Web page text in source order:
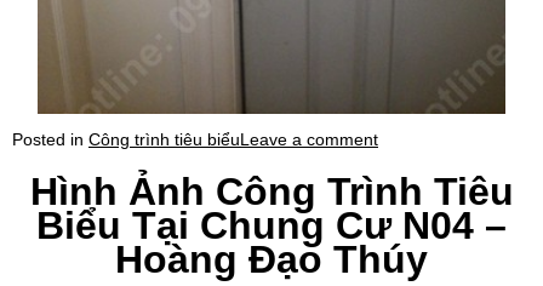
Posted in Công trình tiêu biểuLeave a comment
Hình Ảnh Công Trình Tiêu
Biểu Tại Chung Cư N04 –
Hoàng Đạo Thúy